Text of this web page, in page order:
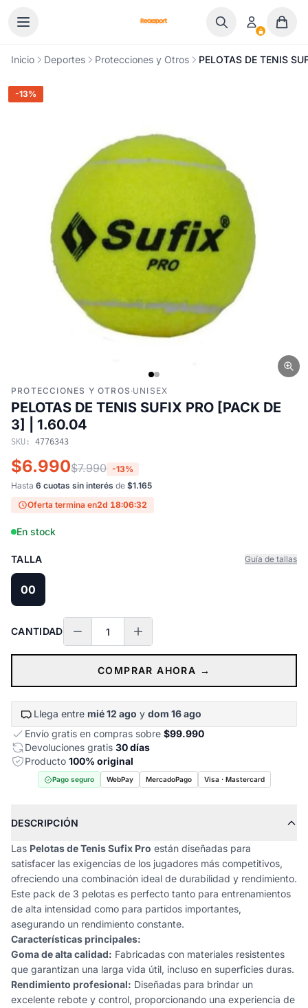
Inicio Deportes Protecciones y Otros PELOTAS DE TENIS
-13%
PROTECCIONES Y OTROS ·UNISEX
PELOTAS DE TENIS SUFIX PRO [PACK DE
3] | 1.60.04
SKU: 4776343
$6.990$7.990 -13%
Hasta 6 cuotas sin interés de $1.165
Oferta termina en2d 18:06:31
En stock
TALLA Guía de tallas
00
CANTIDAD
COMPRAR AHORA →
Llega entre mié 12 ago y dom 16 ago
Envío gratis en compras sobre $99.990
Devoluciones gratis 30 días
Producto 100% original
Pago seguro WebPay MercadoPago Visa · Mastercard
DESCRIPCIÓN
Las Pelotas de Tenis Sufix Pro están diseñadas para
satisfacer las exigencias de los jugadores más competitivos,
ofreciendo una combinación ideal de durabilidad y rendimiento.
Este pack de 3 pelotas es perfecto tanto para entrenamientos
de alta intensidad como para partidos importantes,
asegurando un rendimiento constante.
Características principales:
Goma de alta calidad: Fabricadas con materiales resistentes
que garantizan una larga vida útil, incluso en superficies duras.
Rendimiento profesional: Diseñadas para brindar un
excelente rebote y control, proporcionando una experiencia de